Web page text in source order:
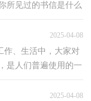
所见过的书信是什么
2025-04-08
作、生活中，大家对
是人们普遍使用的一
2025-04-08